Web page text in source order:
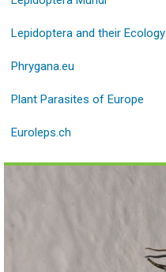
Lepidoptera and their Ecology
Phrygana.eu
Plant Parasites of Europe
Euroleps.ch